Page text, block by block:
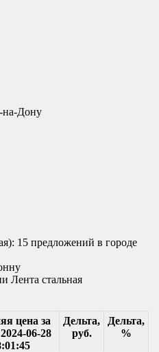
на-Дону
15 предложений в городе
Лента стальная
цена за
06-28
Дельта,
руб.
Дельта,
%